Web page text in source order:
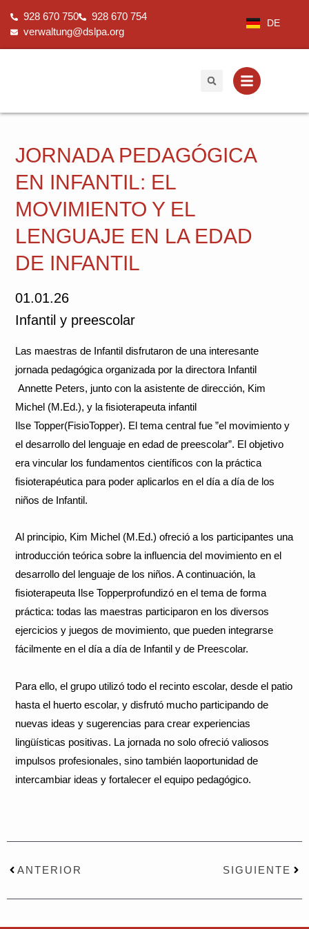
contenido
928 670 750
928 670 754
verwaltung@dslpa.org
DE
JORNADA PEDAGÓGICA
EN INFANTIL: EL
MOVIMIENTO Y EL
LENGUAJE EN LA EDAD
DE INFANTIL
01.01.26
Infantil y preescolar
Las maestras de Infantil disfrutaron de una interesante
jornada pedagógica organizada por la directora Infantil
Annette Peters, junto con la asistente de dirección, Kim
Michel (M.Ed.), y la fisioterapeuta infantil
Ilse Topper(FisioTopper). El tema central fue ”el movimiento y
el desarrollo del lenguaje en edad de preescolar”. El objetivo
era vincular los fundamentos científicos con la práctica
fisioterapéutica para poder aplicarlos en el día a día de los
niños de Infantil.
Al principio, Kim Michel (M.Ed.) ofreció a los participantes una
introducción teórica sobre la influencia del movimiento en el
desarrollo del lenguaje de los niños. A continuación, la
fisioterapeuta Ilse Topperprofundizó en el tema de forma
práctica: todas las maestras participaron en los diversos
ejercicios y juegos de movimiento, que pueden integrarse
fácilmente en el día a día de Infantil y de Preescolar.
Para ello, el grupo utilizó todo el recinto escolar, desde el patio
hasta el huerto escolar, y disfrutó mucho participando de
nuevas ideas y sugerencias para crear experiencias
lingüísticas positivas. La jornada no solo ofreció valiosos
impulsos profesionales, sino también laoportunidad de
intercambiar ideas y fortalecer el equipo pedagógico.
ANTERIOR
SIGUIENTE